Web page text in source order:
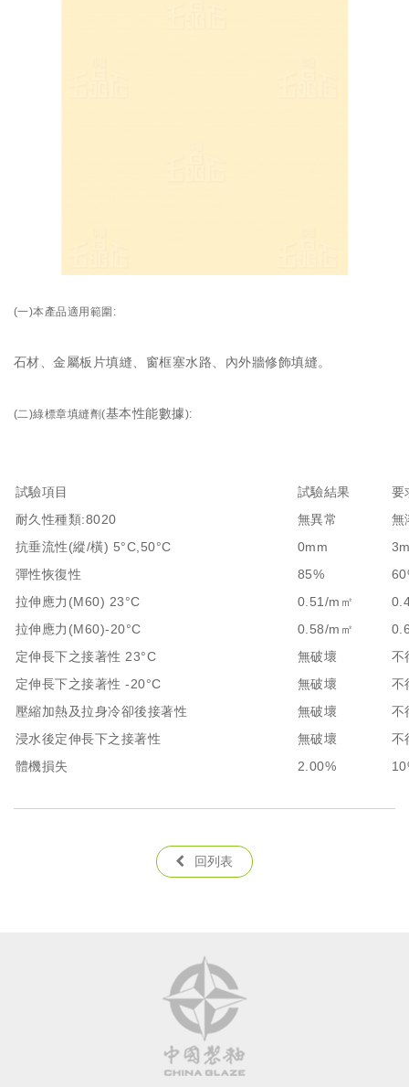
(一)本產品適用範圍:
石材、金屬板片填縫、窗框塞水路、內外牆修飾填縫。
(二)綠標章填縫劑(基本性能數據):
試驗項目 試驗結果
要
耐久性種類:8020
無異常
無
抗垂流性(縱/橫) 5°C,50°C
0mm
彈性恢復性
85%
拉伸應力(M60) 23°C
0.51/m㎡
拉伸應力(M60)-20°C
0.58/m㎡
定伸長下之接著性 23°C
無破壞
不
定伸長下之接著性 -20°C
無破壞
不
壓縮加熱及拉身冷卻後接著性
無破壞
不
浸水後定伸長下之接著性
無破壞
不
體機損失
2.00%
回列表